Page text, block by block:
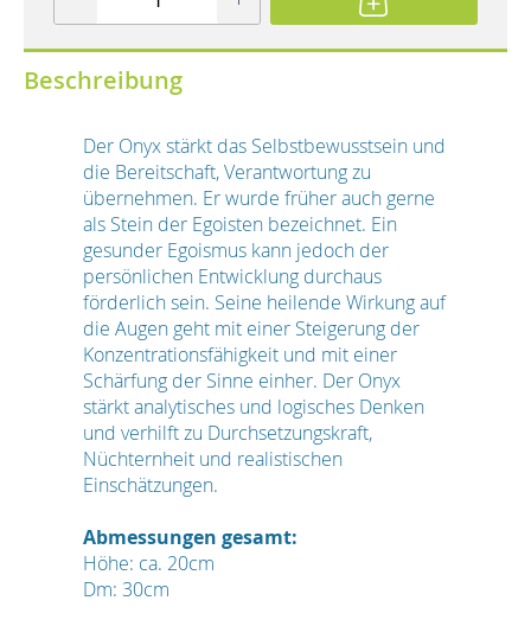
Beschreibung
Der Onyx stärkt das Selbstbewusstsein und
die Bereitschaft, Verantwortung zu
übernehmen. Er wurde früher auch gerne
als Stein der Egoisten bezeichnet. Ein
gesunder Egoismus kann jedoch der
persönlichen Entwicklung durchaus
förderlich sein. Seine heilende Wirkung auf
die Augen geht mit einer Steigerung der
Konzentrationsfähigkeit und mit einer
Schärfung der Sinne einher. Der Onyx
stärkt analytisches und logisches Denken
und verhilft zu Durchsetzungskraft,
Nüchternheit und realistischen
Einschätzungen.
Abmessungen gesamt:
Höhe: ca. 20cm
Dm: 30cm